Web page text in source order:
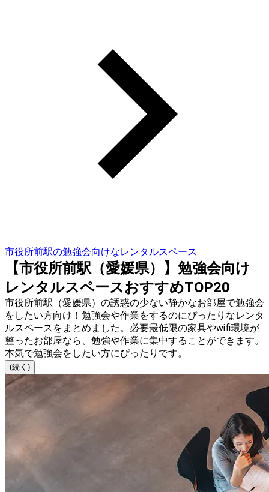
市役所前駅の勉強会向けなレンタルスペース
【市役所前駅（愛媛県）】勉強会向け
レンタルスペースおすすめTOP20
市役所前駅（愛媛県）の誘惑の少ない静かなお部屋で勉強会
をしたい方向け！勉強会や作業をするのにぴったりなレンタ
ルスペースをまとめました。必要最低限の家具やwifi環境が
整ったお部屋なら、勉強や作業に集中することができます。
本気で勉強会をしたい方にぴったりです。
(続く)